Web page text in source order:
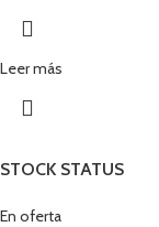
STOCK STATUS
En oferta
Leer más